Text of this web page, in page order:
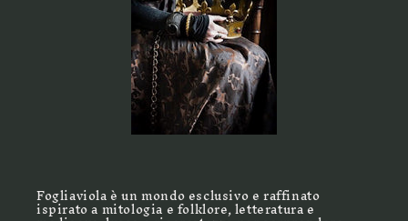
Fogliaviola è un mondo esclusivo e raffinato
ispirato a mitologia e folklore, letteratura e